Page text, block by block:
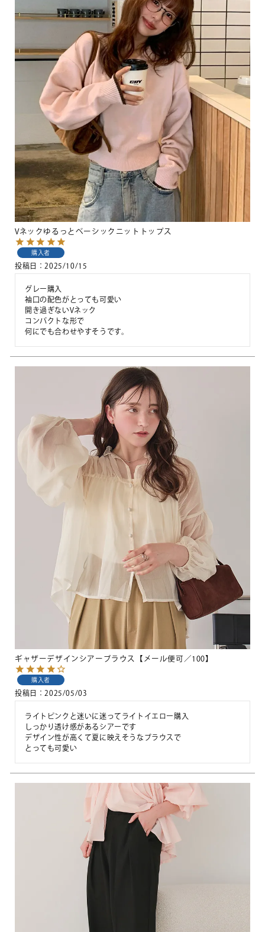
Vネックゆるっとベーシックニットトップス
購入者
投稿日 2025/10/15
グレー購入
袖口の配色がとっても可愛い
開き過ぎないVネック
コンパクトな形で
何にでも合わせやすそうです。
ギャザーデザインシアーブラウス【メール便可／100】
購入者
投稿日 2025/05/03
ライトピンクと迷いに迷ってライトイエロー購入
しっかり透け感があるシアーです
デザイン性が高くて夏に映えそうなブラウスで